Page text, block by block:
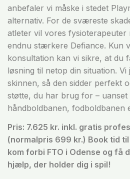
anbefaler vi måske i stedet
alternativ. For de sværeste
atleter vil vores fysioterapeuter
endnu stærkere Defiance. Kun
konsultation kan vi sikre, at du
løsning til netop din situation.
skinnen, så den sidder perfekt
støtte, du har brug for – uanset
håndboldbanen, fodboldbanen
Pris: 7.625 kr. inkl. gratis
(normalpris 699 kr.) Book tid
kom forbi FTO i Odense og få
hjælp, der holder dig i spil!